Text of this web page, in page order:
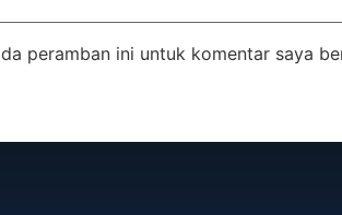
peramban ini untuk komentar saya